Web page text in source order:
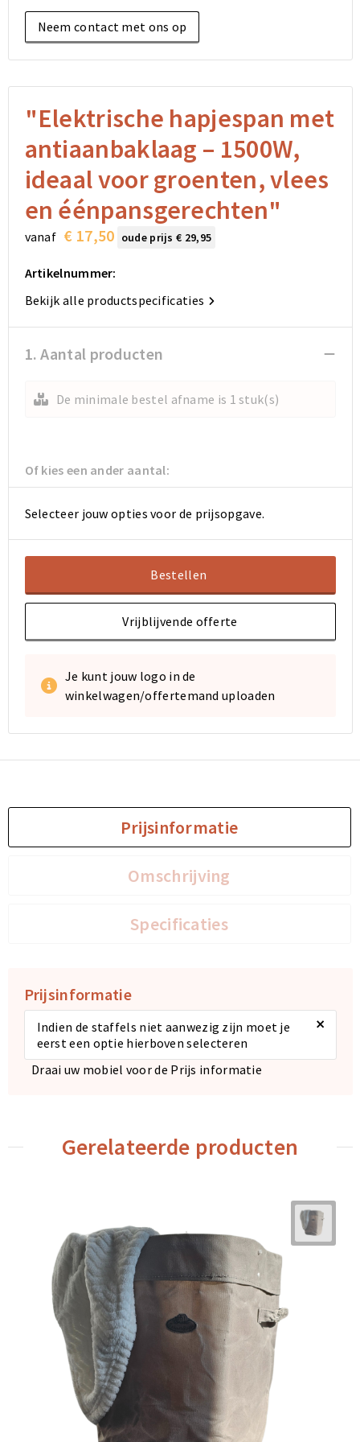
Elektronica, Gadgets en USB
Sleutelhangers en Lanyards
Anti-stress
Lampen en Gereedschap
Aanstekers
Snoepgoed
Sinterklaas
Reistassensets
Goodiebags
Golftassen
Opvouwbare tassen
Autotassen
Matrozentassen
Schoudertassen
Accessoires voor tassen
Koeltassen en Koelboxen
Papieren tassen
Jute tassen
Strandtassen
Waterbestendige tassen
Koffers en Trolleys
Laptop hoezen en tassen
Sporttassen
Documententassen
Boodschappentassen
Bodywarmers
Kleding sets
Reistassensets
Goodiebags
Golftassen
Opvouwbare tassen
Autotassen
Matrozentassen
Schoudertassen
Accessoires voor tassen
Koeltassen en Koelboxen
Papieren tassen
Jute tassen
Strandtassen
Waterbestendige tassen
Koffers en Trolleys
Laptop hoezen en tassen
Sporttassen
Documententassen
Boodschappentassen
Overhemden
Jassen
Broeken en Rokken
Schoenen
Neem contact met ons op
"Elektrische hapjespan met
antiaanbaklaag – 1500W,
ideaal voor groenten, vlees
en éénpansgerechten"
vanaf € 17,50 oude prijs€ 29,95
Artikelnummer:
Bekijk alle productspecificaties
1. Aantal producten
De minimale bestel afname is 1 stuk(s)
Of kies een ander aantal:
Selecteer jouw opties voor de prijsopgave.
Bestellen
Vrijblijvende offerte
Je kunt jouw logo in de
winkelwagen/offertemand uploaden
Prijsinformatie
Omschrijving
Specificaties
Prijsinformatie
Indien de staffels niet aanwezig zijn moet je
eerst een optie hierboven selecteren
×
Draai uw mobiel voor de Prijs informatie
Gerelateerde producten